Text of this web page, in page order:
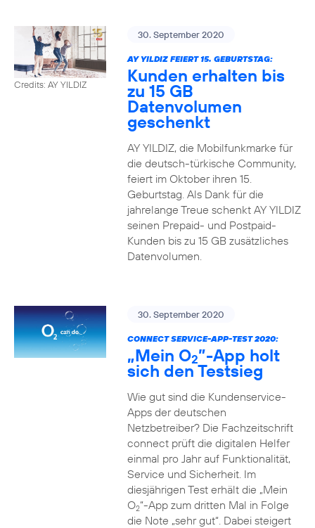
Credits: AY YILDIZ
30. September 2020
AY YILDIZ FEIERT 15. GEBURTSTAG:
Kunden erhalten bis
zu 15 GB
Datenvolumen
geschenkt
AY YILDIZ, die Mobilfunkmarke für
die deutsch-türkische Community,
feiert im Oktober ihren 15.
Geburtstag. Als Dank für die
jahrelange Treue schenkt AY YILDIZ
seinen Prepaid- und Postpaid-
Kunden bis zu 15 GB zusätzliches
Datenvolumen.
30. September 2020
CONNECT SERVICE-APP-TEST 2020:
„Mein O2”-App holt
sich den Testsieg
Wie gut sind die Kundenservice-
Apps der deutschen
Netzbetreiber? Die Fachzeitschrift
connect prüft die digitalen Helfer
einmal pro Jahr auf Funktionalität,
Service und Sicherheit. Im
diesjährigen Test erhält die „Mein
O2“-App zum dritten Mal in Folge
die Note „sehr gut“. Dabei steigert